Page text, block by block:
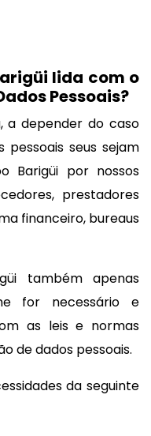
lida com o
Pessoais?
a depender do caso
seus sejam
Barigüi por nossos
prestadores
financeiro, bureaus
também apenas
for necessário e
as leis e normas
de dados pessoais.
da seguinte